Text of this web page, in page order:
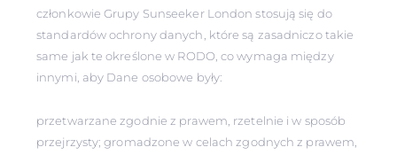
członkowie Grupy Sunseeker London stosują się do
standardów ochrony danych, które są zasadniczo takie
same jak te określone w RODO, co wymaga między
innymi, aby Dane osobowe były:
przetwarzane zgodnie z prawem, rzetelnie i w sposób
przejrzysty; gromadzone w celach zgodnych z prawem,